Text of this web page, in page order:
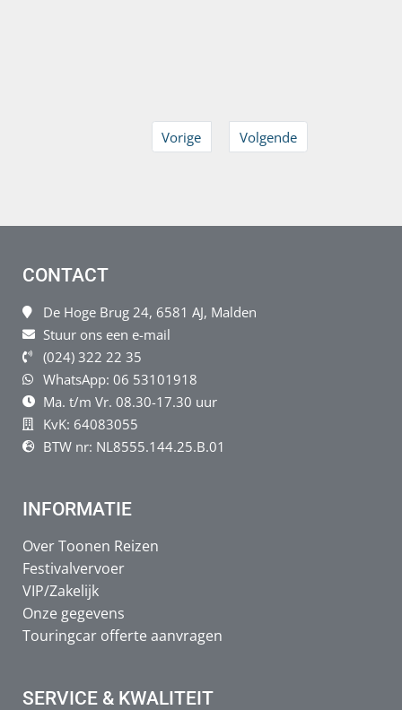
Vorige Volgende
CONTACT
De Hoge Brug 24, 6581 AJ, Malden
Stuur ons een e-mail
(024) 322 22 35
WhatsApp: 06 53101918
Ma. t/m Vr. 08.30-17.30 uur
KvK: 64083055
BTW nr: NL8555.144.25.B.01
INFORMATIE
Over Toonen Reizen
Festivalvervoer
VIP/Zakelijk
Onze gegevens
Touringcar offerte aanvragen
SERVICE & KWALITEIT